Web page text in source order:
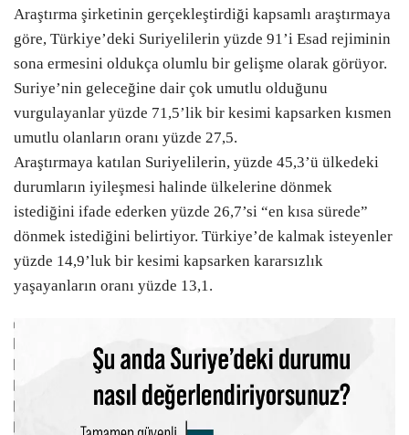
Araştırma şirketinin gerçekleştirdiği kapsamlı araştırmaya
göre, Türkiye’deki Suriyelilerin yüzde 91’i Esad rejiminin
sona ermesini oldukça olumlu bir gelişme olarak görüyor.
Suriye’nin geleceğine dair çok umutlu olduğunu
vurgulayanlar yüzde 71,5’lik bir kesimi kapsarken kısmen
umutlu olanların oranı yüzde 27,5.
Araştırmaya katılan Suriyelilerin, yüzde 45,3’ü ülkedeki
durumların iyileşmesi halinde ülkelerine dönmek
istediğini ifade ederken yüzde 26,7’si “en kısa sürede”
dönmek istediğini belirtiyor. Türkiye’de kalmak isteyenler
yüzde 14,9’luk bir kesimi kapsarken kararsızlık
yaşayanların oranı yüzde 13,1.